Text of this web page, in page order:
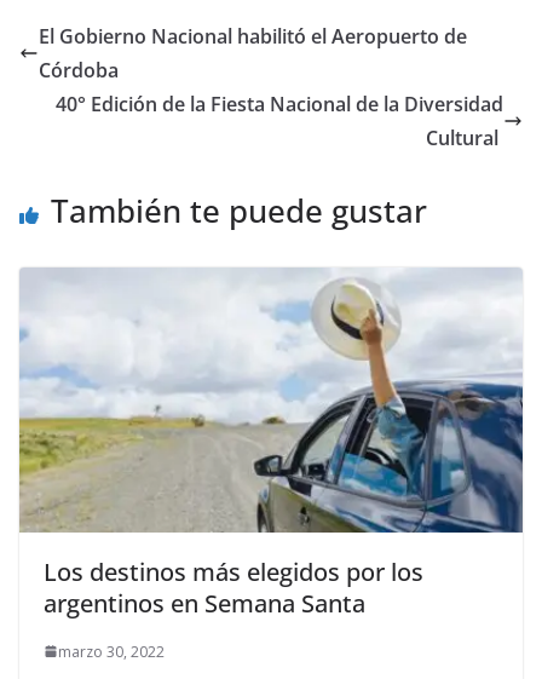
El Gobierno Nacional habilitó el Aeropuerto de
Córdoba
40° Edición de la Fiesta Nacional de la Diversidad
Cultural
También te puede gustar
Los destinos más elegidos por los
argentinos en Semana Santa
marzo 30, 2022